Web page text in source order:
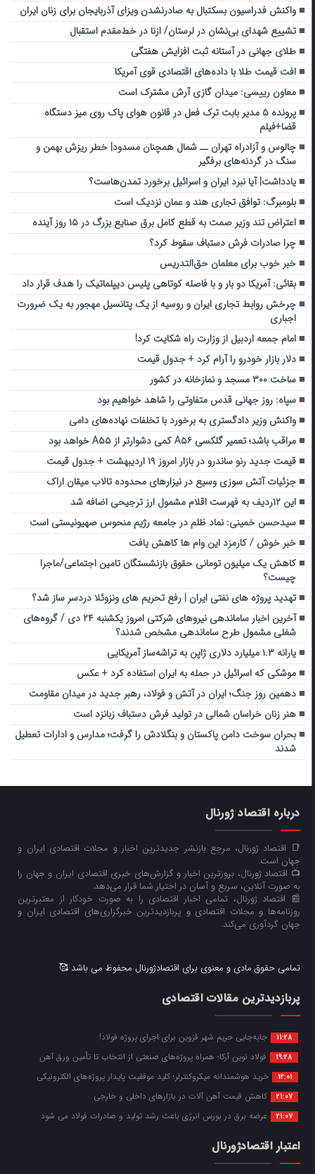
واکنش فدراسیون بسکتبال به صادرنشدن ویزای آذربایجان برای زنان ایران
تشییع شهدای بی‌نشان در لرستان/ ازنا در خط‌مقدم استقبال
طلای جهانی در آستانه ثبت افزایش هفتگی
افت قیمت طلا با داده‌های اقتصادی قوی آمریکا
معاون رییسی: میدان گازی آرش مشترک است
پرونده ۵ مدیر بابت ترک فعل در قانون هوای پاک روی میز دستگاه
قضا+فیلم
چالوس و آزادراه تهران ــ شمال همچنان مسدود| خطر ریزش بهمن و
سنگ در گردنه‌های برفگیر
یادداشت| آیا نبرد ایران و اسرائیل برخورد تمدن‌هاست؟
بلومبرگ: توافق تجاری هند و عمان نزدیک است
اعتراض تند وزیر صمت به قطع کامل برق صنایع بزرگ در ۱۵ روز آینده
چرا صادرات فرش دستباف سقوط کرد؟
خبر خوب برای معلمان حق‌التدریس
بقائی: آمریکا دو بار و با فاصله کوتاهی پلیس دیپلماتیک را هدف قرار داد
چرخش روابط تجاری ایران و روسیه از یک پتانسیل مهجور به یک ضرورت
اجباری
امام جمعه اردبیل از وزارت راه شکایت کرد!
دلار بازار خودرو را آرام کرد + جدول قیمت
ساخت ۳۰۰ مسجد و نمازخانه در کشور
سپاه: روز جهانی قدس متفاوتی را شاهد خواهیم بود
واکنش وزیر دادگستری به برخورد با تخلفات نهاده‌های دامی
مراقب باشد؛ تعمیر گلکسی A۵۶ کمی دشوارتر از A۵۵ خواهد بود
قیمت جدید رنو ساندرو در بازار امروز ۱۹ اردیبهشت + جدول قیمت
جزئیات آتش سوزی وسیع در نیزار‌های محدوده تالاب میقان اراک
این ۱۲ردیف به فهرست اقلام مشمول ارز ترجیحی اضافه شد
سیدحسن خمینی: نماد ظلم در جامعه رژیم منحوس صهیونیستی است
خبر خوش / کارمزد این وام ها کاهش یافت
کاهش یک میلیون تومانی حقوق بازنشستگان تامین اجتماعی/ماجرا
چیست؟
تهدید پروژه های نفتی ایران | رفع تحریم های ونزوئلا دردسر ساز شد؟
آخرین اخبار ساماندهی نیرو‌های شرکتی امروز یکشنبه ۲۴ دی / گروه‌های
شغلی مشمول طرح ساماندهی مشخص شدند؟
یارانه ۱.۳ میلیارد دلاری ژاپن به تراشه‌ساز آمریکایی
موشکی که اسرائیل در حمله به ایران استفاده کرد + عکس
دهمین روز جنگ؛ ایران در آتش و فولاد، رهبر جدید در میدان مقاومت
هنر زنان خراسان شمالی در تولید فرش دستباف زبانزد است
بحران سوخت دامن پاکستان و بنگلادش را گرفت؛ مدارس و ادارات تعطیل
شدند
درباره اقتصاد ژورنال
📑 اقتصاد ژورنال، مرجع بازنشر جدیدترین اخبار و مجلات اقتصادی ایران و
جهان است.
📺 اقتصاد ژورنال، بروزترین اخبار و گزارش‌های خبری اقتصادی ایران و جهان را
به صورت آنلاین، سریع و آسان در اختیار شما قرار می‌‌دهد.
📰 اقتصاد ژورنال، تمامی اخبار اقتصادی را به صورت خودکار از معتبرترین
روزنامه‌ها و مجلات اقتصادی و پربازدیدترین خبرگزاری‌های اقتصادی ایران و
جهان گردآوری می‌کند.
تمامی حقوق مادی و معنوی برای اقتصادژورنال محفوظ می باشد 🥰
پربازدیدترین مقالات اقتصادی
11:28 جابه‌جایی حریم شهر قزوین برای اجرای پروژه فولاد!
19:28 فولاد نوین آرکا؛ همراه پروژه‌های صنعتی از انتخاب تا تأمین ورق آهن
12:01 خرید هوشمندانه میکروکنترلر؛ کلید موفقیت پایدار پروژه‌های الکترونیکی
21:07 کاهش قیمت آهن آلات در بازارهای داخلی و خارجی
21:07 عرضه برق در بورس انرژی باعث رشد تولید و صادرات فولاد می شود
اعتبار اقتصادژورنال